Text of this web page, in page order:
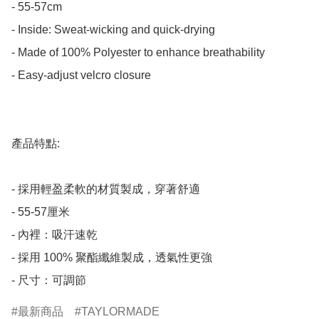
- 55-57cm
- Inside: Sweat-wicking and quick-drying
- Made of 100% Polyester to enhance breathability
- Easy-adjust velcro closure
產品特點:
- 採用輕盈柔軟的材質製成，穿著舒適
- 55-57厘米
- 內裡：吸汗速乾
- 採用 100% 聚酯纖維製成，透氣性更強
- 尺寸：可調節
最新商品 TAYLORMADE